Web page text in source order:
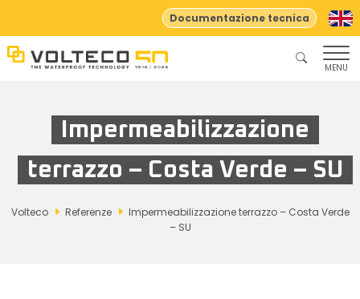
Documentazione tecnica
MENU
Impermeabilizzazione
terrazzo – Costa Verde – SU
Volteco Referenze
Impermeabilizzazione terrazzo – Costa Verde
– SU